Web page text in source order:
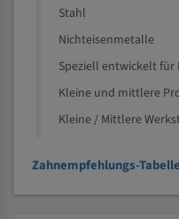
Stahl
Nichteisenmetalle
Speziell entwickelt für
Kleine und mittlere
Kleine / Mittlere
Zahnempfehlungs-